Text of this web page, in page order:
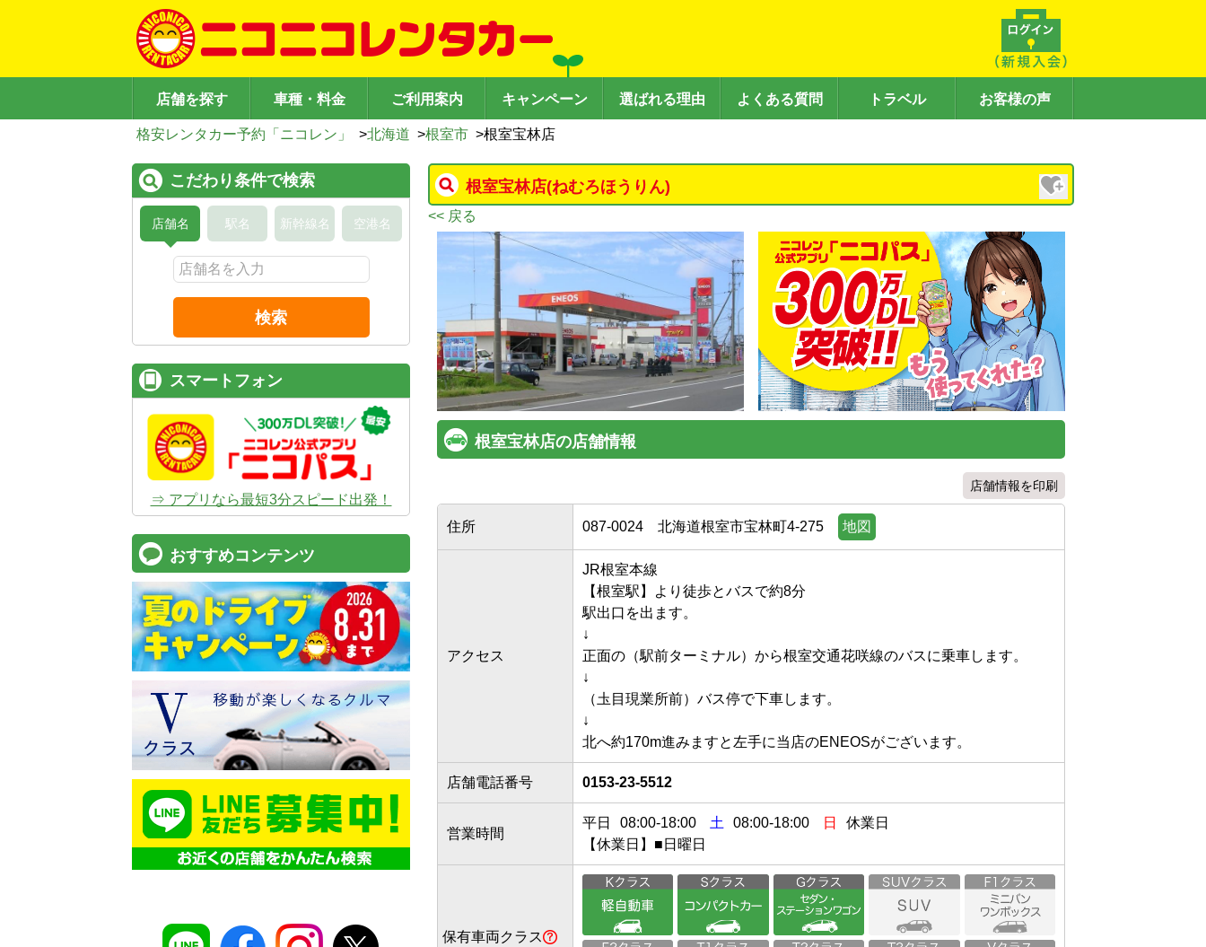
店舗を探す 車種・料金 ご利用案内 キャンペーン 選ばれる理由 よくある質問 トラベル お客様の声
格安レンタカー予約「ニコレン」 >北海道 >根室市 >根室宝林店
根室宝林店(ねむろほうりん)
<< 戻る
根室宝林店の店舗情報
店舗情報を印刷
住所 087-0024 北海道根室市宝林町4-275 地図
アクセス
JR根室本線
【根室駅】より徒歩とバスで約8分
駅出口を出ます。
↓
正面の（駅前ターミナル）から根室交通花咲線のバスに乗車します。
↓
（圡目現業所前）バス停で下車します。
↓
北へ約170m進みますと左手に当店のENEOSがございます。
店舗電話番号 0153-23-5512
営業時間
平日 08:00-18:00 土 08:00-18:00 日
休業日
【休業日】■日曜日
保有車両クラス
こだわり条件で検索
店舗名 駅名 新幹線名 空港名
検索
スマートフォン
⇒ アプリなら最短3分スピード出発！
おすすめコンテンツ